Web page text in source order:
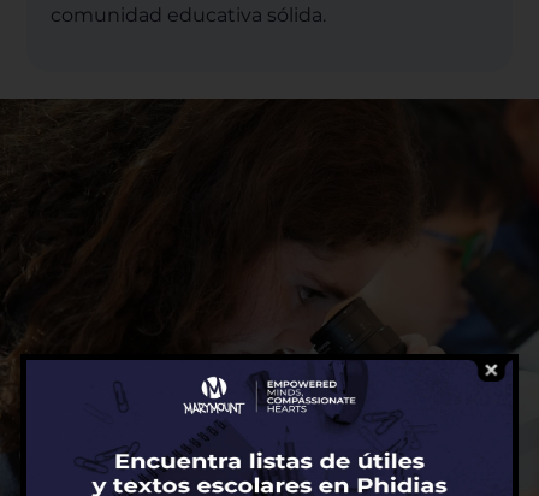
comunidad educativa sólida.